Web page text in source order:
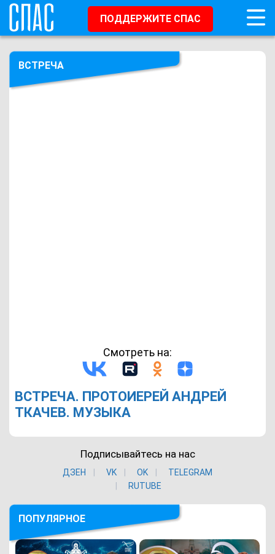
ПОДДЕРЖИТЕ СПАС
ВСТРЕЧА
Смотреть на:
ВСТРЕЧА. ПРОТОИЕРЕЙ АНДРЕЙ
ТКАЧЕВ. МУЗЫКА
Подписывайтесь на нас
ДЗЕН VK ОK
TELEGRAM
RUTUBE
ПОПУЛЯРНОЕ